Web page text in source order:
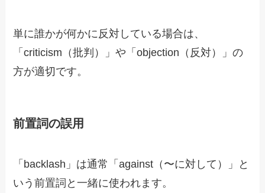
単に誰かが何かに反対している場合は、
「criticism（批判）」や「objection（反対）」の
方が適切です。
前置詞の誤用
「backlash」は通常「against（〜に対して）」と
いう前置詞と一緒に使われます。